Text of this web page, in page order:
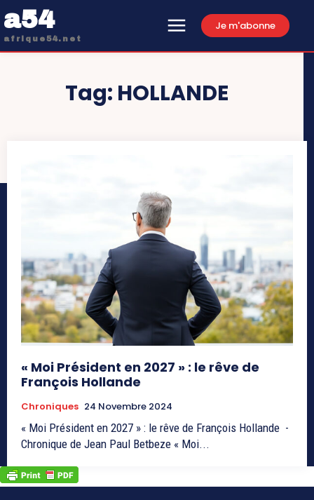
a54
afrique54.net
Je m'abonne
Tag: HOLLANDE
« Moi Président en 2027 » : le rêve de
François Hollande
Chroniques 24 Novembre 2024
« Moi Président en 2027 » : le rêve de François Hollande -
Chronique de Jean Paul Betbeze « Moi...